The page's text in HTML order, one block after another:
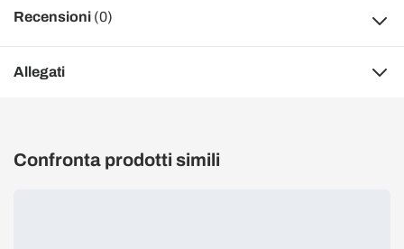
Recensioni (0)
Allegati
Confronta prodotti simili